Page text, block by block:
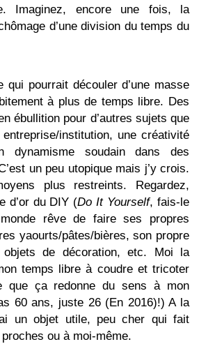
Imaginez, encore une fois, la
d’une division du temps du
qui pourrait découler d’une masse
à plus de temps libre. Des
ébullition pour d’autres sujets que
entreprise/institution, une créativité
dynamisme soudain dans des
un peu utopique mais j’y crois.
plus restreints. Regardez,
d’or du DIY (Do It Yourself, fais-le
rêve de faire ses propres
yaourts/pâtes/bières, son propre
de décoration, etc. Moi la
temps libre à coudre et tricoter
que ça redonne du sens à mon
60 ans, juste 26 (En 2016)!) A la
un objet utile, peu cher qui fait
ou à moi-même.